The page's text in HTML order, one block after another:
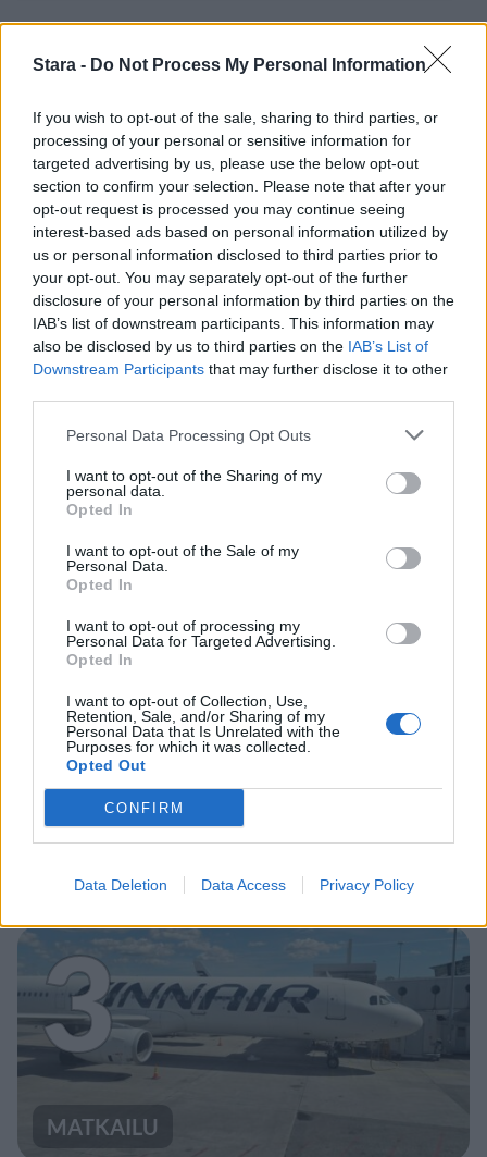
Stara - Do Not Process My Personal Information
If you wish to opt-out of the sale, sharing to third parties, or
processing of your personal or sensitive information for
targeted advertising by us, please use the below opt-out
section to confirm your selection. Please note that after your
opt-out request is processed you may continue seeing
interest-based ads based on personal information utilized by
us or personal information disclosed to third parties prior to
your opt-out. You may separately opt-out of the further
disclosure of your personal information by third parties on the
IAB’s list of downstream participants. This information may
also be disclosed by us to third parties on the IAB’s List of
Downstream Participants that may further disclose it to other
Personal Data Processing Opt Outs
I want to opt-out of the Sharing of my
personal data.
Opted In
I want to opt-out of the Sale of my
Personal Data.
Opted In
I want to opt-out of processing my
Personal Data for Targeted Advertising.
Opted In
I want to opt-out of Collection, Use,
Retention, Sale, and/or Sharing of my
Personal Data that Is Unrelated with the
Purposes for which it was collected.
Opted Out
CONFIRM
Data Deletion Data Access Privacy Policy
Staran luetuimmat
1
UUTISET
Leskeneläke ei kuulu kaikille –
ikärajasta
2
VIIHDEUUTISET
Sääennuste ulottuu nyt
marraskuulle – tältä näyttää
syksyn sää
3
MATKAILU